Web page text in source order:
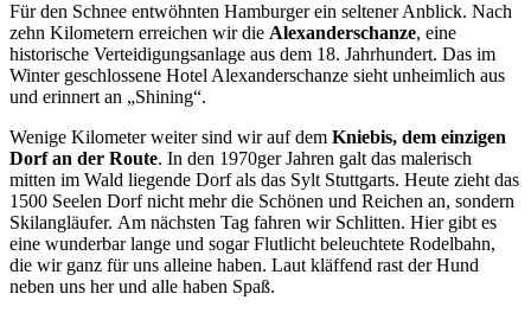
Für den Schnee entwöhnten Hamburger ein seltener Anblick. Nach
zehn Kilometern erreichen wir die Alexanderschanze, eine
historische Verteidigungsanlage aus dem 18. Jahrhundert. Das im
Winter geschlossene Hotel Alexanderschanze sieht unheimlich aus
und erinnert an „Shining“.
Wenige Kilometer weiter sind wir auf dem Kniebis, dem einzigen
Dorf an der Route. In den 1970ger Jahren galt das malerisch
mitten im Wald liegende Dorf als das Sylt Stuttgarts. Heute zieht das
1500 Seelen Dorf nicht mehr die Schönen und Reichen an, sondern
Skilangläufer. Am nächsten Tag fahren wir Schlitten. Hier gibt es
eine wunderbar lange und sogar Flutlicht beleuchtete Rodelbahn,
die wir ganz für uns alleine haben. Laut kläffend rast der Hund
neben uns her und alle haben Spaß.